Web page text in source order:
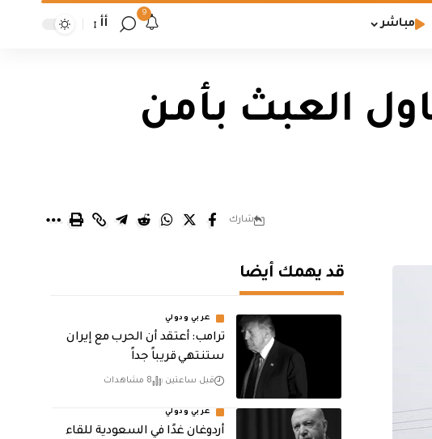
مباشر
9
أأ
العبث بأمن
شارك
قد يهمك أيضا
عربي ودولي
‏ترامب: أعتقد أن الحرب مع إيران
ستنتهي قريباً جداً
قبل ساعتين 8 مشاهدات
عربي ودولي
أردوغان غدًا في السعودية للقاء